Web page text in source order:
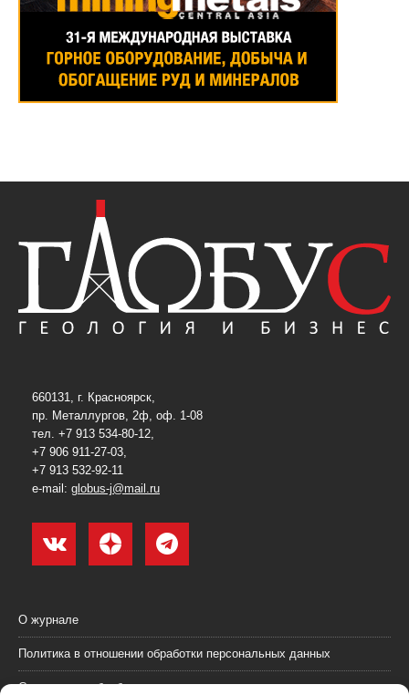
660131, г. Красноярск,
пр. Металлургов, 2ф, оф. 1-08
тел. +7 913 534-80-12,
+7 906 911-27-03,
+7 913 532-92-11
e-mail: globus-j@mail.ru
О журнале
Политика в отношении обработки персональных данных
Согласие на обработку персональных данных